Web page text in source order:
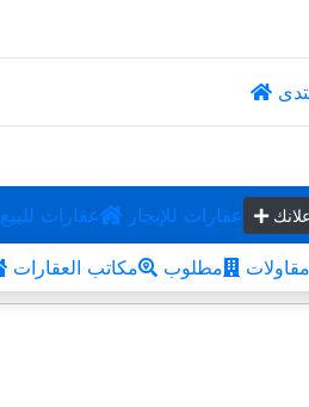
عقارات للبيع عقارات للإيجار
مكاتب العقارات مطلوب